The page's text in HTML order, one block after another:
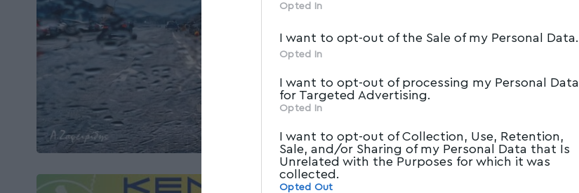
Opted In
I want to opt-out of the Sale of my Personal Data.
Opted In
I want to opt-out of processing my Personal Data
for Targeted Advertising.
Opted In
I want to opt-out of Collection, Use, Retention,
Sale, and/or Sharing of my Personal Data that Is
Unrelated with the Purposes for which it was
collected.
Opted Out